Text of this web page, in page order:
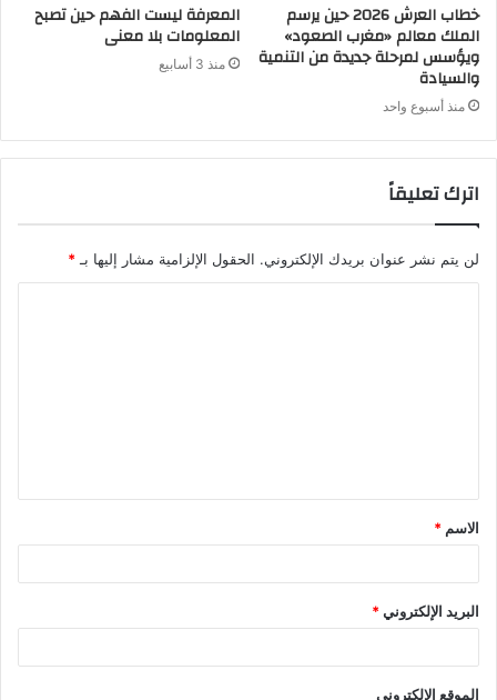
خطاب العرش 2026 حين يرسم
الملك معالم «مغرب الصعود»
ويؤسس لمرحلة جديدة من التنمية
والسيادة
منذ أسبوع واحد
المعرفة ليست الفهم حين تصبح
المعلومات بلا معنى
منذ 3 أسابيع
اترك تعليقاً
لن يتم نشر عنوان بريدك الإلكتروني. الحقول الإلزامية مشار إليها بـ *
الاسم *
البريد الإلكتروني*
الموقع الإلكتروني